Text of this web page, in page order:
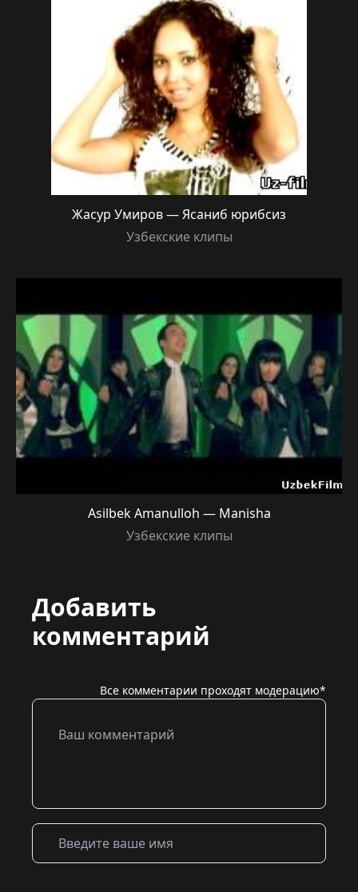
Жасур Умиров — Ясаниб юрибсиз
Узбекские клипы
Asilbek Amanulloh — Manisha
Узбекские клипы
Добавить
комментарий
Все комментарии проходят модерацию*